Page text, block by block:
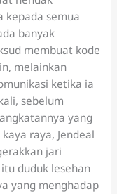
kepada semua
banyak
membuat kode
melainkan
ketika ia
sebelum
yang
raya, Jendeal
jari
duduk lesehan
yang menghadap